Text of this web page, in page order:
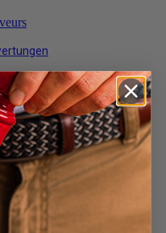
15 cm, Pfeffermühle,